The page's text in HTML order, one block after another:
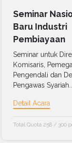
Seminar
Baru Industri
Pembiayaan
Seminar untuk
Komisaris,
Pengendali dan
Pengawas Syariah...
Detail Acara
Total Quota 258 / 300